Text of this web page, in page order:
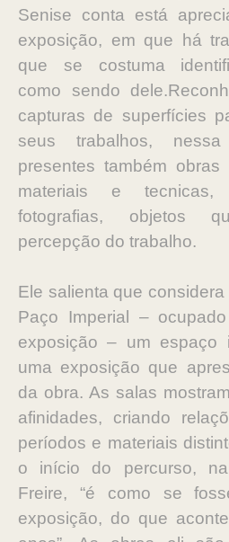
Senise conta está
exposição, em que há
que se costuma
como sendo
capturas de superfícies
seus trabalhos,
presentes também
materiais e tecnicas,
fotografias, objetos
percepção do trabalho.
Ele salienta que
Paço Imperial –
exposição – um espaço
uma exposição que
da obra. As salas
afinidades, criando
períodos e materiais
o início do percurso,
Freire, “é como se
exposição, do que